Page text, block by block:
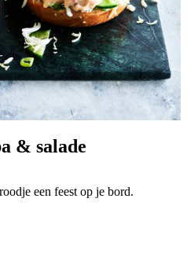
& salade
een feest op je bord.